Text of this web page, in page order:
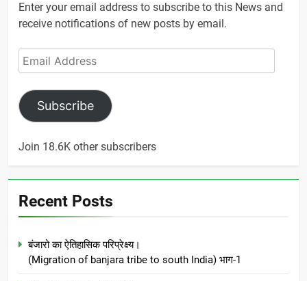
Enter your email address to subscribe to this News and
receive notifications of new posts by email.
Email
Address
Subscribe
Join 18.6K other subscribers
Recent Posts
बंजारो का ऐतिहासिक परिप्रेक्ष्य।
(Migration of banjara tribe to south India) भाग-1